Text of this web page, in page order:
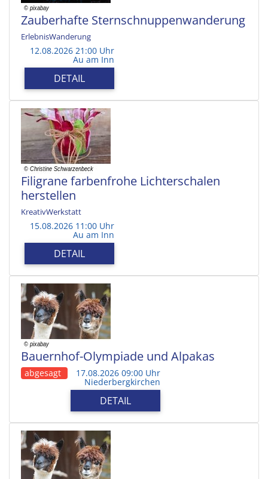
Zauberhafte Sternschnuppenwanderung
ErlebnisWanderung
12.08.2026 21:00 Uhr
Au am Inn
DETAIL
Filigrane farbenfrohe Lichterschalen
herstellen
KreativWerkstatt
15.08.2026 11:00 Uhr
Au am Inn
DETAIL
Bauernhof-Olympiade und Alpakas
abgesagt 17.08.2026 09:00 Uhr
Niederbergkirchen
DETAIL